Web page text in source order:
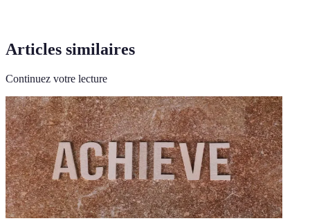
Articles similaires
Continuez votre lecture